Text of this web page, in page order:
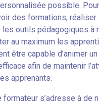
possible.
des formations, réaliser
les outils pédagogiques à
au maximum les
être capable d’animer
afin de maintenir
apprenants.
formateur s’adresse à de